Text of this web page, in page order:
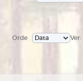
Ver:
Orde